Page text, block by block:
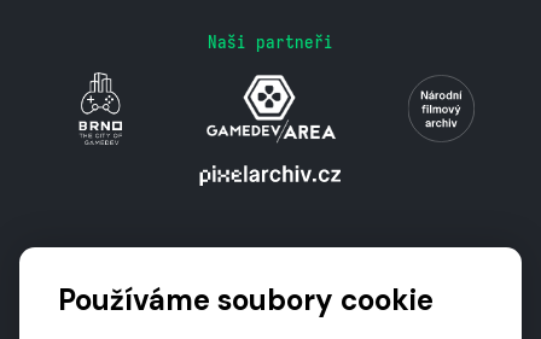
Naši partneři
Používáme soubory cookie